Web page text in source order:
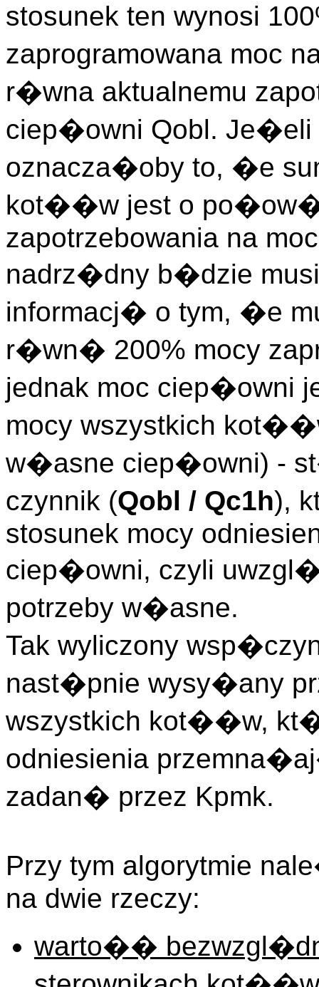
stosunek ten wynosi
zaprogramowana moc
r�wna aktualnemu
ciep�owni Qobl.
oznacza�oby to, �e
kot��w jest o po�ow�
zapotrzebowania na
nadrz�dny b�dzie
informacj� o tym, �e
r�wn� 200% mocy
jednak moc ciep�owni
mocy wszystkich
w�asne ciep�owni) -
czynnik (Qobl / Qc1h),
stosunek mocy
ciep�owni, czyli
potrzeby w�asne.
Tak wyliczony
nast�pnie wysy�any
wszystkich kot��w,
odniesienia
zadan� przez Kpmk.
Przy tym algorytmie
na dwie rzeczy:
warto��